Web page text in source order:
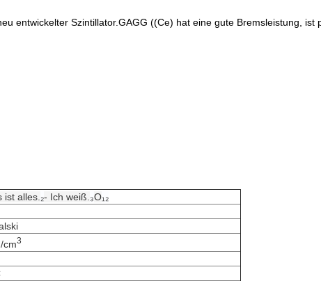
entwickelter Szintillator.GAGG ((Ce) hat eine gute Bremsleistung, ist
ist alles. ₂- Ich weiß. ₃O₁₂
cm3